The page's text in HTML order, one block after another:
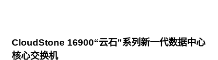
CloudStone 16900“云石”系列新一代数据中心
核心交换机